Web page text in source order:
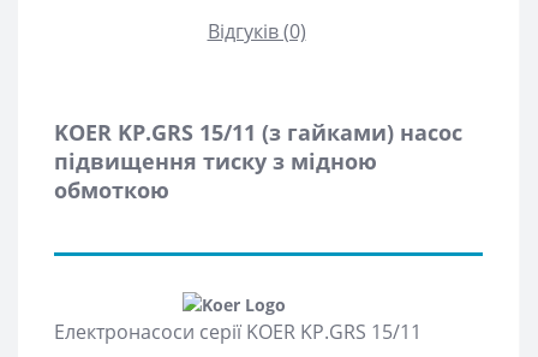
Відгуків (0)
KOER KP.GRS 15/11 (з гайками) насос
підвищення тиску з мідною
обмоткою
Електронасоси серії KOER KP.GRS 15/11